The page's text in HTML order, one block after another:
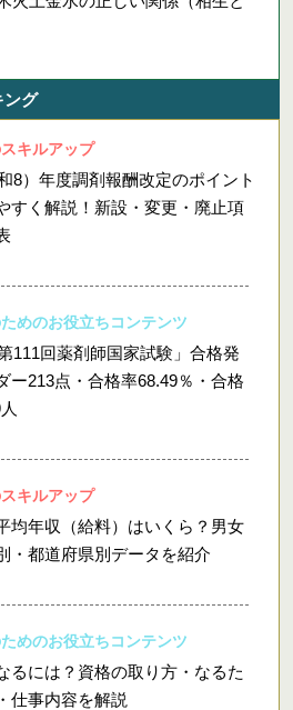
ング
キルアップ
8）年度調剤報酬改定のポイント
すく解説！新設・変更・廃止項
めのお役立ちコンテンツ
111回薬剤師国家試験」合格発
ー213点・合格率68.49％・合格
キルアップ
均年収（給料）はいくら？男女
・都道府県別データを紹介
めのお役立ちコンテンツ
るには？資格の取り方・なるた
仕事内容を解説